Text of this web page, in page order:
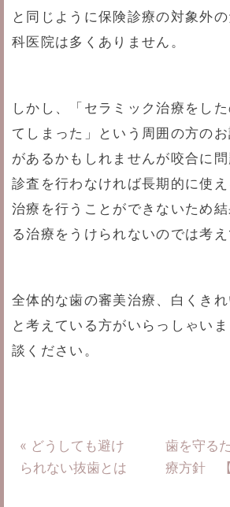
と同じように保険診療の対象外
科医院は多くありません。
しかし、「セラミック治療をし
てしまった」という周囲の方の
があるかもしれませんが咬合に
診査を行わなければ長期的に使
治療を行うことができないため
る治療をうけられないのでは考え
全体的な歯の審美治療、白くき
と考えている方がいらっしゃい
談ください。
« どうしても避け
られない抜歯とは
歯を守る
療方針